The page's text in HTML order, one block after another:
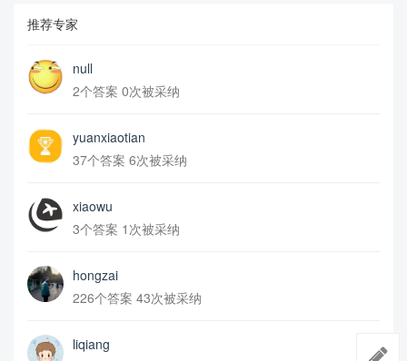
推荐专家
null
2个答案 0次被采纳
yuanxiaotian
37个答案 6次被采纳
xiaowu
3个答案 1次被采纳
hongzai
226个答案 43次被采纳
liqiang